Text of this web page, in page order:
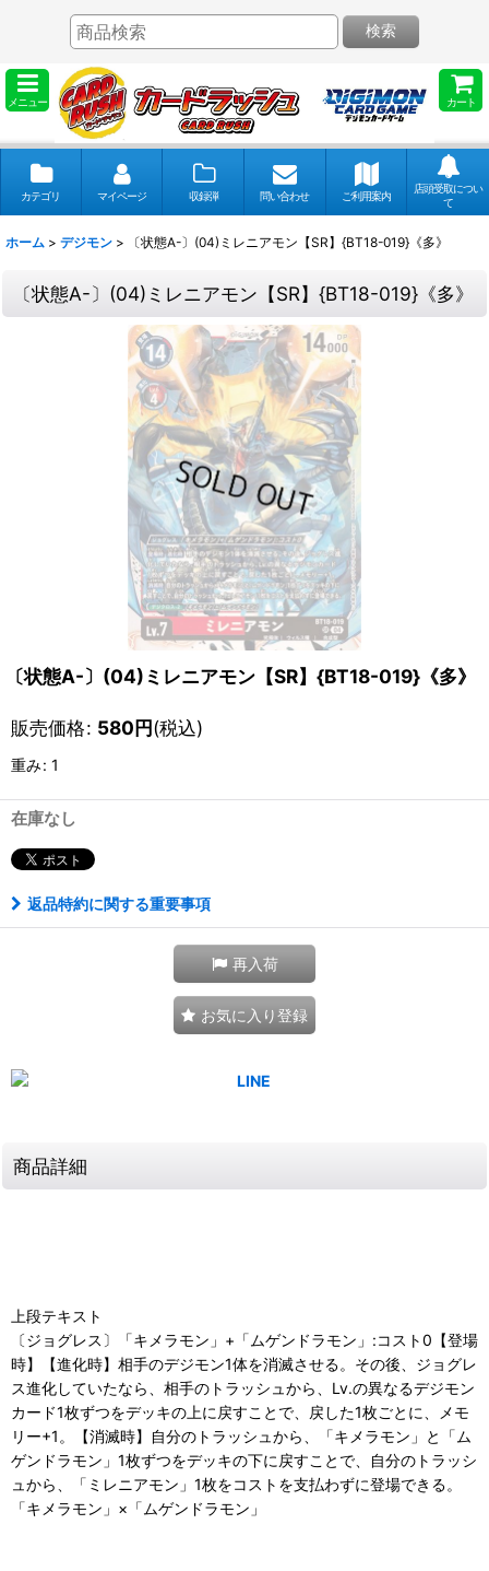
メニュー カート
検索
カテゴリ マイページ 収録弾 問い合わせ ご利用案内
店頭受取につい
て
ホーム > デジモン > 〔状態A-〕(04)ミレニアモン【SR】{BT18-019}《多》
〔状態A-〕(04)ミレニアモン【SR】{BT18-019}《多》
〔状態A-〕(04)ミレニアモン【SR】{BT18-019}《多》
販売価格: 580円(税込)
重み: 1
在庫なし
返品特約に関する重要事項
再入荷
お気に入り登録
商品詳細
上段テキスト
〔ジョグレス〕「キメラモン」+「ムゲンドラモン」:コスト0【登場
時】【進化時】相手のデジモン1体を消滅させる。その後、ジョグレ
ス進化していたなら、相手のトラッシュから、Lv.の異なるデジモン
カード1枚ずつをデッキの上に戻すことで、戻した1枚ごとに、メモ
リー+1。【消滅時】自分のトラッシュから、「キメラモン」と「ム
ゲンドラモン」1枚ずつをデッキの下に戻すことで、自分のトラッシ
ュから、「ミレニアモン」1枚をコストを支払わずに登場できる。
「キメラモン」×「ムゲンドラモン」